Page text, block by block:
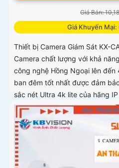
Giá Bán:
Giá Khuyến
Thiết bị Camera Giám Sát KX-
Camera chất lượng với khả
công nghệ Hồng Ngoại lên đến
ban đêm tốt nhất được đảm
sắc nét Ultra 4k lite của hãng IP